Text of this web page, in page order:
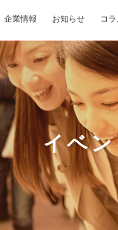
企業情報 お知らせ コラ
イベ